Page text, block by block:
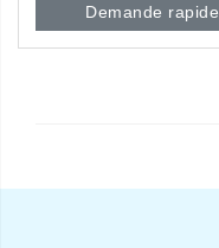
Demande rapide